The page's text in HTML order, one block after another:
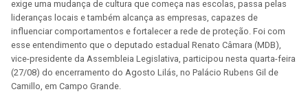
exige uma mudança de cultura que começa nas escolas, passa pelas
lideranças locais e também alcança as empresas, capazes de
influenciar comportamentos e fortalecer a rede de proteção. Foi com
esse entendimento que o deputado estadual Renato Câmara (MDB),
vice-presidente da Assembleia Legislativa, participou nesta quarta-feira
(27/08) do encerramento do Agosto Lilás, no Palácio Rubens Gil de
Camillo, em Campo Grande.